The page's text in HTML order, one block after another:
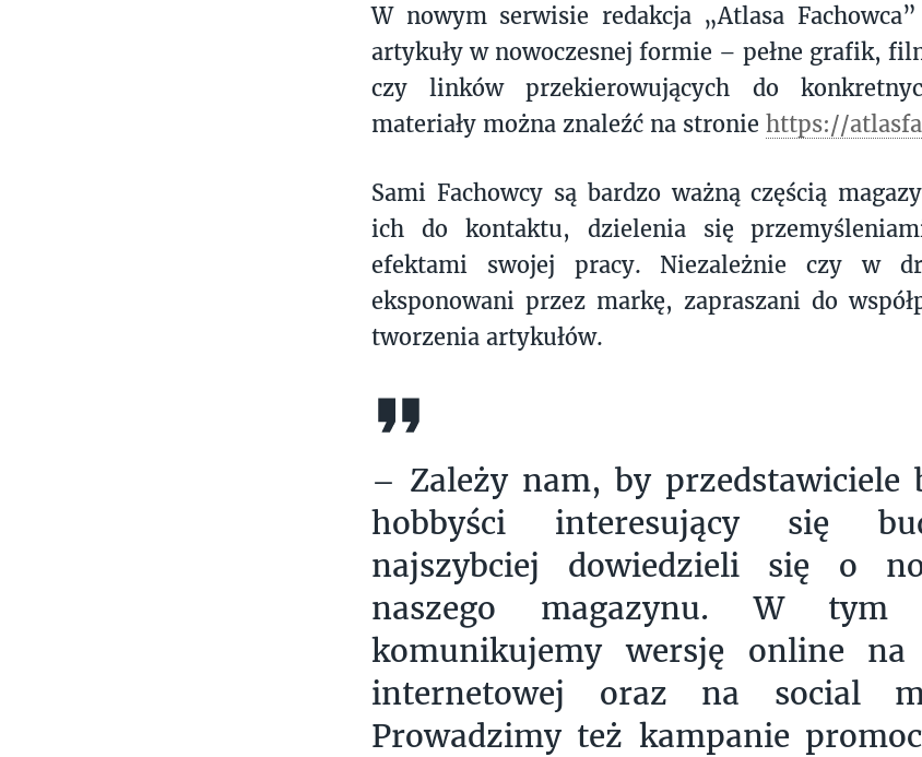
W nowym serwisie redakcja „Atlasa
artykuły w nowoczesnej formie – pełne grafik,
czy linków przekierowujących do
materiały można znaleźć na stronie https://
Sami Fachowcy są bardzo ważną częścią
ich do kontaktu, dzielenia się
efektami swojej pracy. Niezależnie czy w
eksponowani przez markę, zapraszani do
tworzenia artykułów.
– Zależy nam, by przedstawiciele
hobbyści interesujący się
najszybciej dowiedzieli się o
naszego magazynu. W tym
komunikujemy wersję online na
internetowej oraz na social
Prowadzimy też kampanie